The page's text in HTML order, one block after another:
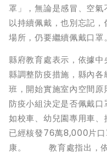
罩」，無論是感冒、空
以持續佩戴，也別忘記
場所，仍要繼續佩戴口罩。
縣府教育處表示，依據
縣調整防疫措施，縣內
班，開始實施室內空間
防疫小組決定是否佩戴
如校車、幼兒園專用車
已經核發76萬8,000片口
康。 教育處指出，依